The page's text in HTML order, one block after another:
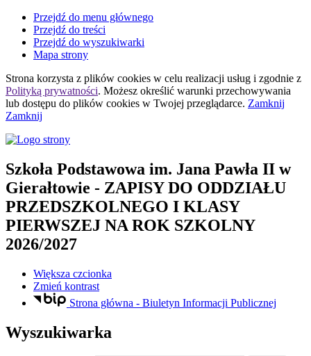
Przejdź do menu głównego
Przejdź do treści
Przejdź do wyszukiwarki
Mapa strony
Strona korzysta z plików cookies w celu realizacji usług i zgodnie z
Polityką prywatności. Możesz określić warunki przechowywania
lub dostępu do plików cookies w Twojej przeglądarce. Zamknij
Zamknij
Szkoła Podstawowa im. Jana Pawła II w
Gierałtowie - ZAPISY DO ODDZIAŁU
PRZEDSZKOLNEGO I KLASY
PIERWSZEJ NA ROK SZKOLNY
2026/2027
Większa czcionka
Zmień kontrast
Strona główna - Biuletyn Informacji Publicznej
Wyszukiwarka